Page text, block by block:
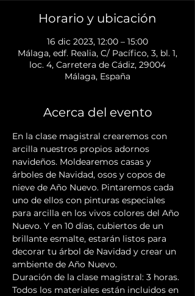
Horario y ubicación
16 dic 2023, 12:00 – 15:00
Málaga, edf. Realia, C/ Pacífico, 3, bl. 1,
loc. 4, Carretera de Cádiz, 29004
Málaga, España
Acerca del evento
En la clase magistral crearemos con
arcilla nuestros propios adornos
navideños. Moldearemos casas y
árboles de Navidad, osos y copos de
nieve de Año Nuevo. Pintaremos cada
uno de ellos con pinturas especiales
para arcilla en los vivos colores del Año
Nuevo. Y en 10 días, cubiertos de un
brillante esmalte, estarán listos para
decorar tu árbol de Navidad y crear un
ambiente de Año Nuevo.
Duración de la clase magistral: 3 horas.
Todos los materiales están incluidos en